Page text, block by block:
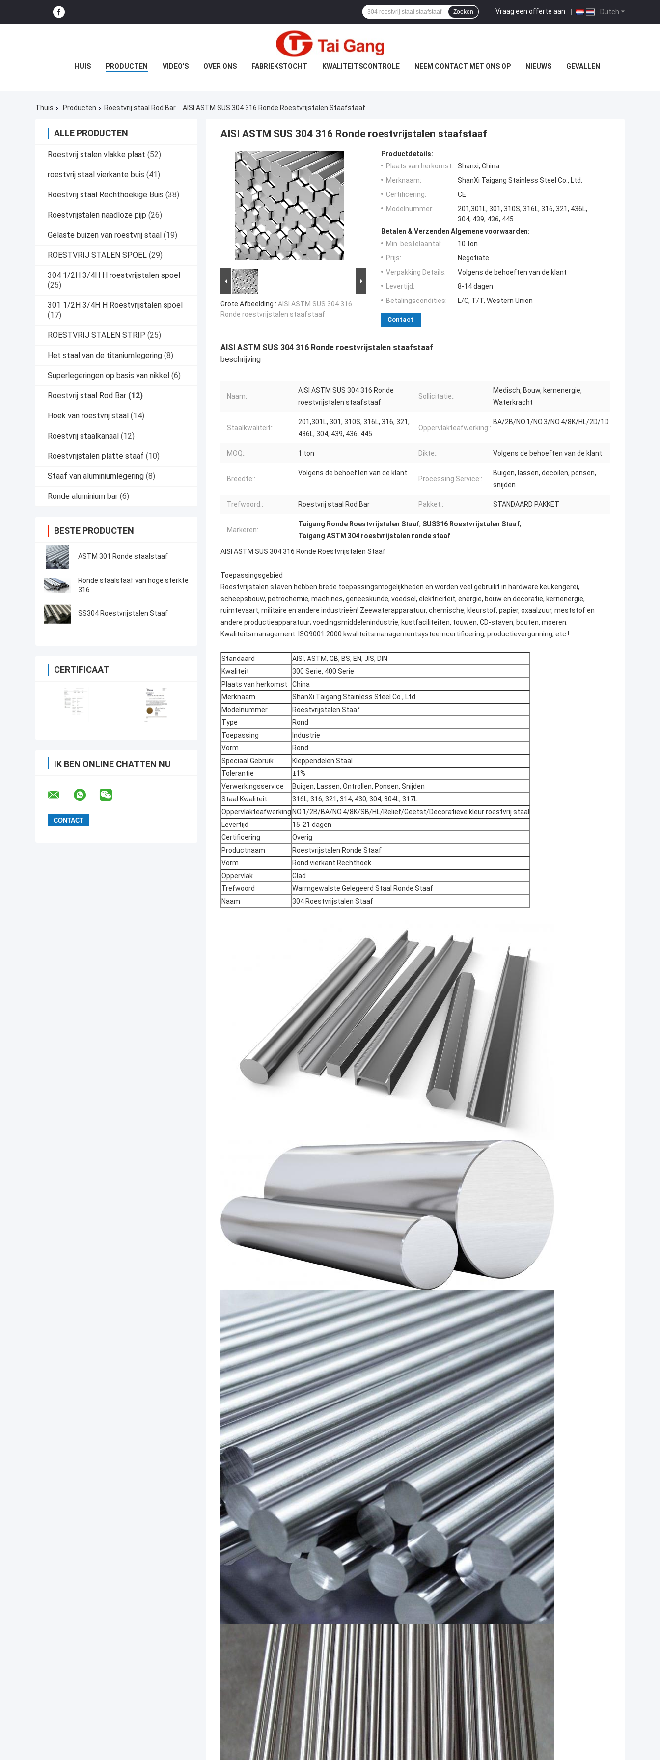
Dutch
Vraag een offerte aan |
Zoeken
HUIS PRODUCTEN VIDEO'S OVER ONS FABRIEKSTOCHT KWALITEITSCONTROLE NEEM CONTACT MET ONS OP NIEUWS GEVALLEN
Thuis Producten Roestvrij staal Rod Bar AISI ASTM SUS 304 316 Ronde Roestvrijstalen Staafstaaf
ALLE PRODUCTEN
Roestvrij stalen vlakke plaat (52)
roestvrij staal vierkante buis (41)
Roestvrij staal Rechthoekige Buis (38)
Roestvrijstalen naadloze pijp (26)
Gelaste buizen van roestvrij staal (19)
ROESTVRIJ STALEN SPOEL (29)
304 1/2H 3/4H H roestvrijstalen spoel
(25)
301 1/2H 3/4H H Roestvrijstalen spoel
(17)
ROESTVRIJ STALEN STRIP (25)
Het staal van de titaniumlegering (8)
Superlegeringen op basis van nikkel (6)
Roestvrij staal Rod Bar (12)
Hoek van roestvrij staal (14)
Roestvrij staalkanaal (12)
Roestvrijstalen platte staaf (10)
Staaf van aluminiumlegering (8)
Ronde aluminium bar (6)
BESTE PRODUCTEN
ASTM 301 Ronde staalstaaf
Ronde staalstaaf van hoge sterkte
316
SS304 Roestvrijstalen Staaf
CERTIFICAAT
IK BEN ONLINE CHATTEN NU
AISI ASTM SUS 304 316 Ronde roestvrijstalen staafstaaf
Grote Afbeelding : AISI ASTM SUS 304 316
Ronde roestvrijstalen staafstaaf
Productdetails:
Plaats van herkomst:
Shanxi, China
Merknaam:
ShanXi Taigang Stainless Steel Co., Ltd.
Certificering:
CE
Modelnummer:
201,301L, 301, 310S, 316L, 316, 321, 436L,
304, 439, 436, 445
Betalen & Verzenden Algemene voorwaarden:
Min. bestelaantal:
10 ton
Prijs:
Negotiate
Verpakking Details:
Volgens de behoeften van de klant
Levertijd:
8-14 dagen
Betalingscondities:
L/C, T/T, Western Union
Contact
AISI ASTM SUS 304 316 Ronde roestvrijstalen staafstaaf
beschrijving
Naam:
AISI ASTM SUS 304 316 Ronde
roestvrijstalen staafstaaf
Sollicitatie::
Medisch, Bouw, kernenergie,
Waterkracht
Staalkwaliteit::
201,301L, 301, 310S, 316L, 316, 321,
436L, 304, 439, 436, 445
Oppervlakteafwerking::
BA/2B/NO.1/NO.3/NO.4/8K/HL/2D/1D
MOQ:: 1 ton Dikte:: Volgens de behoeften van de klant
Breedte::
Volgens de behoeften van de klant
Processing Service::
Buigen, lassen, decoilen, ponsen,
snijden
Trefwoord:: Roestvrij staal Rod Bar Pakket:: STANDAARD PAKKET
Markeren:
Taigang Ronde Roestvrijstalen Staaf, SUS316 Roestvrijstalen Staaf,
Taigang ASTM 304 roestvrijstalen ronde staaf
AISI ASTM SUS 304 316 Ronde Roestvrijstalen Staaf
Toepassingsgebied
Roestvrijstalen staven hebben brede toepassingsmogelijkheden en worden veel gebruikt in hardware keukengerei,
scheepsbouw, petrochemie, machines, geneeskunde, voedsel, elektriciteit, energie, bouw en decoratie, kernenergie,
ruimtevaart, militaire en andere industrieën! Zeewaterapparatuur, chemische, kleurstof, papier, oxaalzuur, meststof en
andere productieapparatuur; voedingsmiddelenindustrie, kustfaciliteiten, touwen, CD-staven, bouten, moeren.
Kwaliteitsmanagement: ISO9001:2000 kwaliteitsmanagementsysteemcertificering, productievergunning, etc.!
Standaard
AISI, ASTM, GB, BS, EN, JIS, DIN
Kwaliteit
300 Serie, 400 Serie
Plaats van herkomst
China
Merknaam
ShanXi Taigang Stainless Steel Co., Ltd.
Modelnummer
Roestvrijstalen Staaf
Type
Rond
Toepassing
Industrie
Vorm
Rond
Speciaal Gebruik
Kleppendelen Staal
Tolerantie
±1%
Verwerkingsservice
Buigen, Lassen, Ontrollen, Ponsen, Snijden
Staal Kwaliteit
316L, 316, 321, 314, 430, 304, 304L, 317L
Oppervlakteafwerking NO.1/2B/BA/NO.4/8K/SB/HL/Reliëf/Geëtst/Decoratieve kleur roestvrij staal
Levertijd
15-21 dagen
Certificering
Overig
Productnaam
Roestvrijstalen Ronde Staaf
Vorm
Rond.vierkant.Rechthoek
Oppervlak
Glad
Trefwoord
Warmgewalste Gelegeerd Staal Ronde Staaf
Naam
304 Roestvrijstalen Staaf